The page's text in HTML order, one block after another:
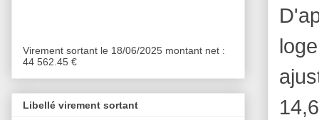
Virement sortant le 18/06/2025 montant net :
44 562.45 €
Libellé virement sortant